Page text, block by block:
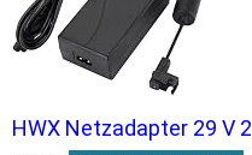
HWX Netzadapter 29 V